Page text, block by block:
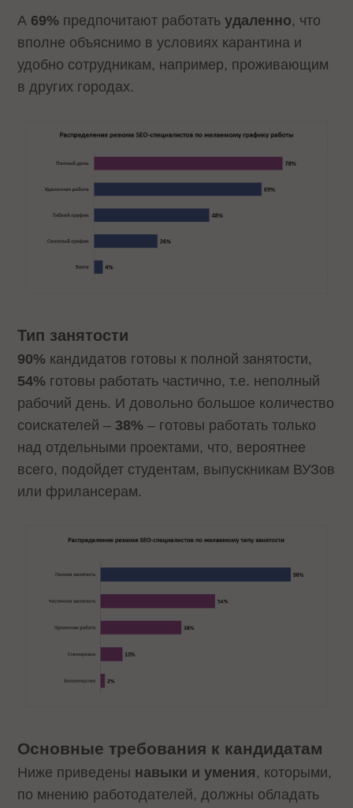
А 69% предпочитают работатьудаленно, что
вполне объяснимо в условиях карантина и
удобно сотрудникам, например, проживающим
в других городах.
Тип занятости
90% кандидатов готовы к полной занятости,
54% готовы работать частично, т.е. неполный
рабочий день. И довольно большое количество
соискателей – 38% – готовы работать только
над отдельными проектами, что, вероятнее
всего, подойдет студентам, выпускникам ВУЗов
или фрилансерам.
Основные требования к кандидатам
Ниже приведены навыки и умения , которыми,
по мнению работодателей, должны обладать